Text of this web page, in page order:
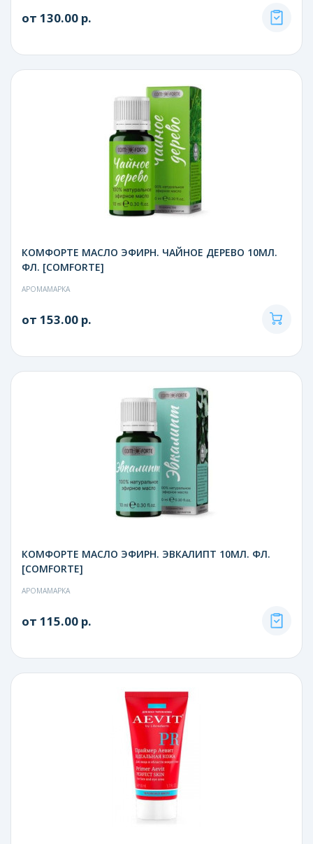
от 130.00 р.
КОМФОРТЕ МАСЛО ЭФИРН. ЧАЙНОЕ ДЕРЕВО 10МЛ.
ФЛ. [COMFORTE]
АРОМАМАРКА
от 153.00 р.
КОМФОРТЕ МАСЛО ЭФИРН. ЭВКАЛИПТ 10МЛ. ФЛ.
[COMFORTE]
АРОМАМАРКА
от 115.00 р.